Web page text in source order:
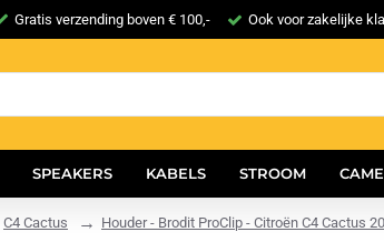
Gratis verzending boven € 100,- Ook voor zakelijke
SPEAKERS KABELS STROOM
C4 Cactus Houder - Brodit ProClip - Citroën C4 Cactus